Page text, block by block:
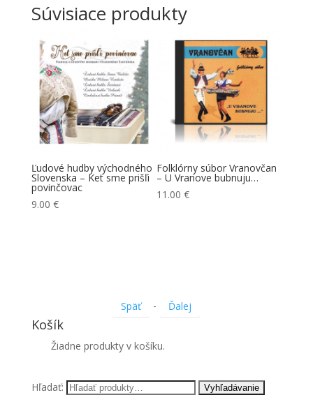
Súvisiace produkty
Ľudové hudby východného
Slovenska – Ket sme prišľi
povinčovac
9.00 €
Folklórny súbor Vranovčan
– U Vranove bubnuju…
11.00 €
Späť - Ďalej
Košík
Žiadne produkty v košíku.
Hľadať: